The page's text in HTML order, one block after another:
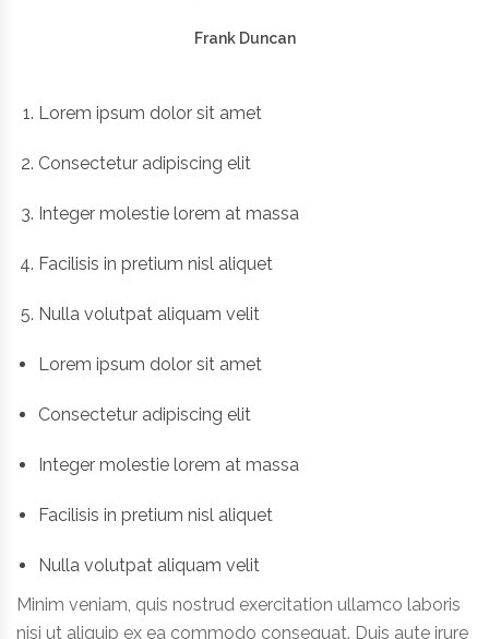
Frank Duncan
Lorem ipsum dolor sit amet
Consectetur adipiscing elit
Integer molestie lorem at massa
Facilisis in pretium nisl aliquet
Nulla volutpat aliquam velit
Lorem ipsum dolor sit amet
Consectetur adipiscing elit
Integer molestie lorem at massa
Facilisis in pretium nisl aliquet
Nulla volutpat aliquam velit
Minim veniam, quis nostrud exercitation ullamco laboris
nisi ut aliquip ex ea commodo consequat. Duis aute irure